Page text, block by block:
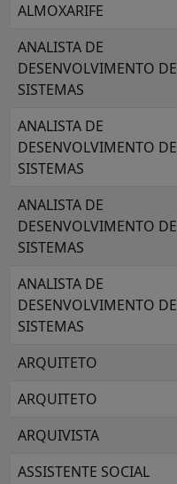
ALMOXARIFE
ANALISTA DE
DESENVOLVIMENTO DE
SISTEMAS
ANALISTA DE
DESENVOLVIMENTO DE
SISTEMAS
ANALISTA DE
DESENVOLVIMENTO DE
SISTEMAS
ANALISTA DE
DESENVOLVIMENTO DE
SISTEMAS
ARQUITETO
ARQUITETO
ARQUIVISTA
ASSISTENTE SOCIAL